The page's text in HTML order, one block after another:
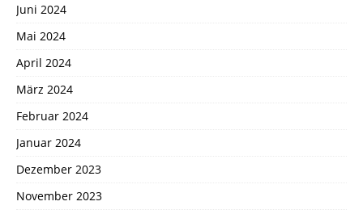
Juni 2024
Mai 2024
April 2024
März 2024
Februar 2024
Januar 2024
Dezember 2023
November 2023